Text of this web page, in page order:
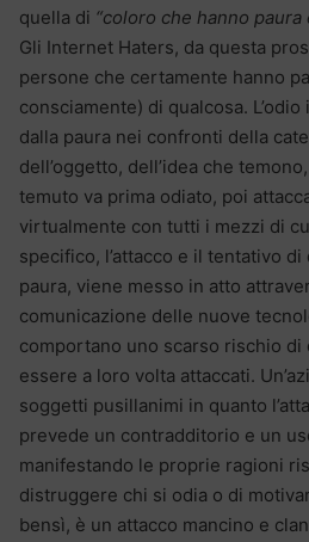
quella di “coloro che hanno paura
Gli Internet Haters, da questa
persone che certamente hanno
consciamente) di qualcosa.
dalla paura nei confronti della
dell’oggetto, dell’idea che
temuto va prima odiato, poi
virtualmente con tutti i mezzi di
specifico, l’attacco e il tentativo
paura, viene messo in atto
comunicazione delle nuove
comportano uno scarso rischio
essere a loro volta attaccati.
soggetti pusillanimi in quanto
prevede un contradditorio e un
manifestando le proprie ragioni
distruggere chi si odia o di
bensì, è un attacco mancino e